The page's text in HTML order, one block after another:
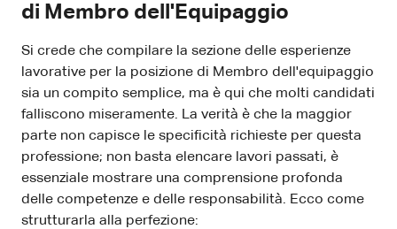
di Membro dell'Equipaggio
Si crede che compilare la sezione delle esperienze
lavorative per la posizione di Membro dell'equipaggio
sia un compito semplice, ma è qui che molti candidati
falliscono miseramente. La verità è che la maggior
parte non capisce le specificità richieste per questa
professione; non basta elencare lavori passati, è
essenziale mostrare una comprensione profonda
delle competenze e delle responsabilità. Ecco come
strutturarla alla perfezione: